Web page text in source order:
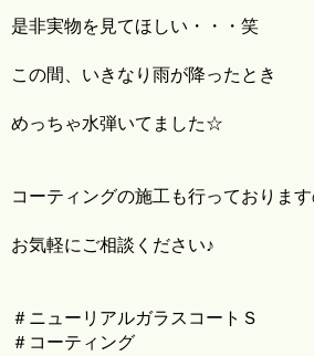
是非実物を見てほしい・・・笑
この間、いきなり雨が降ったとき
めっちゃ水弾いてました☆
コーティングの施工も行っておりま
お気軽にご相談ください♪
＃ニューリアルガラスコートＳ
＃コーティング